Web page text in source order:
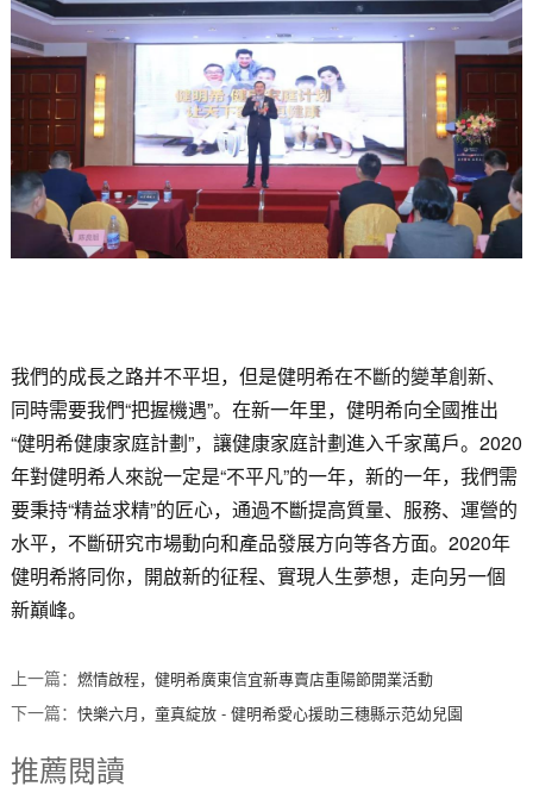
我們的成長之路并不平坦，但是健明希在不斷的變革創新、
同時需要我們“把握機遇”。在新一年里，健明希向全國推出
“健明希健康家庭計劃”，讓健康家庭計劃進入千家萬戶。2020
年對健明希人來說一定是“不平凡”的一年，新的一年，我們需
要秉持“精益求精”的匠心，通過不斷提高質量、服務、運營的
水平，不斷研究市場動向和產品發展方向等各方面。2020年
健明希將同你，開啟新的征程、實現人生夢想，走向另一個
新巔峰。
上一篇： 燃情啟程，健明希廣東信宜新專賣店重陽節開業活動
下一篇： 快樂六月，童真綻放 - 健明希愛心援助三穗縣示范幼兒園
推薦閱讀